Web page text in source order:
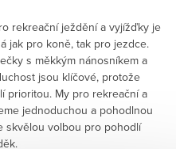
rekreační ježdění a vyjížďky je
jak pro koně, tak pro jezdce.
s měkkým nánosníkem a
jsou klíčové, protože
prioritou. My pro rekreační a
jednoduchou a pohodlnou
skvělou volbou pro pohodlí